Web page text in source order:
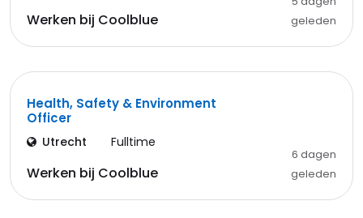
Werken bij Coolblue
geleden
Health, Safety & Environment
Officer
Utrecht Fulltime
Werken bij Coolblue
6 dagen
geleden